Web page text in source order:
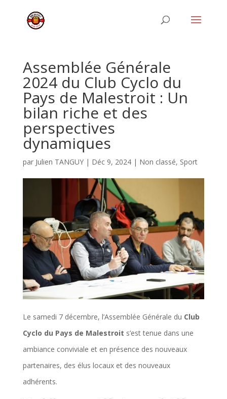
Assemblée Générale
2024 du Club Cyclo du
Pays de Malestroit : Un
bilan riche et des
perspectives
dynamiques
par Julien TANGUY| Déc 9, 2024| Non classé, Sport
Le samedi 7 décembre, l’Assemblée Générale du Club
Cyclo du Pays de Malestroit s’est tenue dans une
ambiance conviviale et en présence des nouveaux
partenaires, des élus locaux et des nouveaux
adhérents.